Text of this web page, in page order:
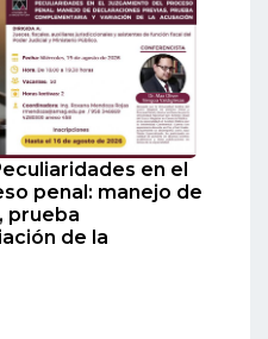
en el
penal: manejo de
prueba
de la